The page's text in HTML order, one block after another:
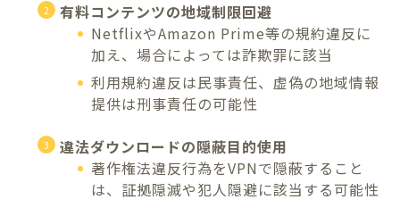
有料コンテンツの地域制限回避
NetflixやAmazon Prime等の規約違反に
加え、場合によっては詐欺罪に該当
利用規約違反は民事責任、虚偽の地域情報
提供は刑事責任の可能性
違法ダウンロードの隠蔽目的使用
著作権法違反行為をVPNで隠蔽すること
は、証拠隠滅や犯人隠避に該当する可能性